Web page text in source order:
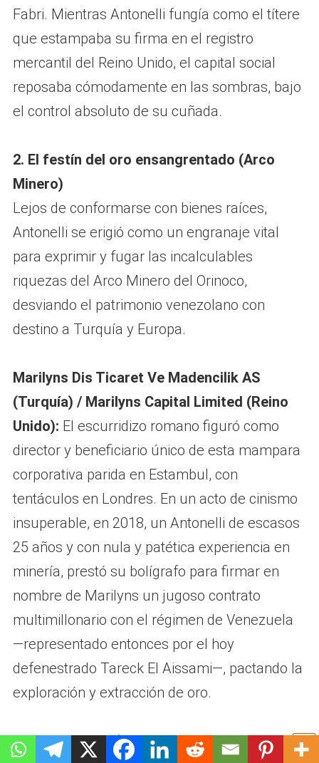
Fabri. Mientras Antonelli fungía como el títere
que estampaba su firma en el registro
mercantil del Reino Unido, el capital social
reposaba cómodamente en las sombras, bajo
el control absoluto de su cuñada.
2. El festín del oro ensangrentado (Arco
Minero)
Lejos de conformarse con bienes raíces,
Antonelli se erigió como un engranaje vital
para exprimir y fugar las incalculables
riquezas del Arco Minero del Orinoco,
desviando el patrimonio venezolano con
destino a Turquía y Europa.
Marilyns Dis Ticaret Ve Madencilik AS
(Turquía) / Marilyns Capital Limited (Reino
Unido): El escurridizo romano figuró como
director y beneficiario único de esta mampara
corporativa parida en Estambul, con
tentáculos en Londres. En un acto de cinismo
insuperable, en 2018, un Antonelli de escasos
25 años y con nula y patética experiencia en
minería, prestó su bolígrafo para firmar en
nombre de Marilyns un jugoso contrato
multimillonario con el régimen de Venezuela
—representado entonces por el hoy
defenestrado Tareck El Aissami—, pactando la
exploración y extracción de oro.
Mibiturven S.A. (Minera Binacional Turquía